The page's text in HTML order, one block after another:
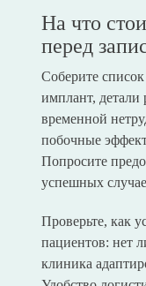
На что
перед
Соберите
имплант, детали
временной
побочные
Попросите
успешных
Проверьте, как
пациентов: нет
клиника